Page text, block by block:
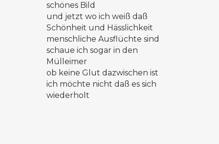
schönes Bild
und jetzt wo ich weiß daß
Schönheit und Hässlichkeit
menschliche Ausflüchte sind
schaue ich sogar in den
Mülleimer
ob keine Glut dazwischen ist
ich möchte nicht daß es sich
wiederholt